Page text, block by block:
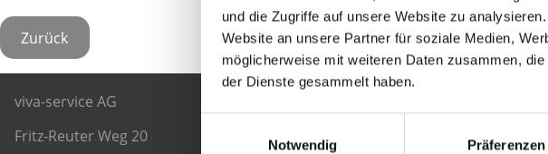
und die Zugriffe auf unsere Website zu
Website an unsere Partner für soziale Medien,
möglicherweise mit weiteren Daten zusammen,
der Dienste gesammelt haben.
Notwendig
Präferenzen
Zurück
viva-service AG
Fritz-Reuter Weg 20
viva-gastroservice